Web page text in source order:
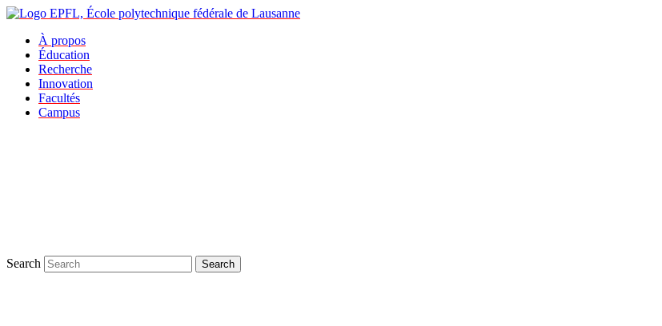
À propos
Éducation
Recherche
Innovation
Facultés
Campus
Search Search